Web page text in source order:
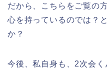
だから、こちらをご覧の
心を持っているのでは？
か？
今後、私自身も、2次会く